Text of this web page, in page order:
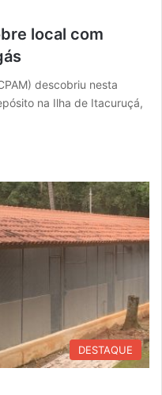
local com
descobriu nesta
na Ilha de Itacuruçá,
DESTAQUE